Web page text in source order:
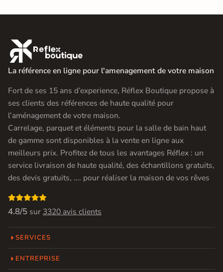

La référence en ligne pour l'amenagement de votre maison
Fort de ses 15 ans d’experience, Réflex Boutique propose à
ses clients des références de haute qualité pour
l’aménagement de votre maison.
Carrelage, parquet et éléments pour la salle de bain haut
de gamme sont disponibles à la vente en ligne aux
meilleurs prix. Profitez de tous les avantages Réflex : un
service livraison de haute qualité, des échantillons gratuits,
des devis gratuits, …. pour réaliser la maison de vos rêves

4.8/5 sur 3320 avis clients
SERVICES
ENTREPRISE